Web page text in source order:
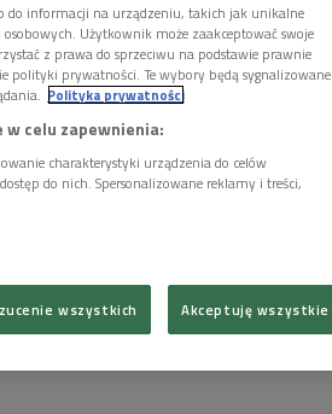
informacji na urządzeniu, takich jak unikalne
Użytkownik może zaakceptować swoje
z prawa do sprzeciwu na podstawie prawnie
polityki prywatności. Te wybory będą sygnalizowane
Polityka prywatności
celu zapewnienia:
charakterystyki urządzenia do celów
do nich. Spersonalizowane reklamy i treści,
wszystkich Akceptuję wszystkie